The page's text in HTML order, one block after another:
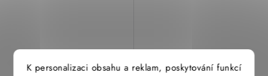
K personalizaci obsahu a reklam, poskytování funkcí